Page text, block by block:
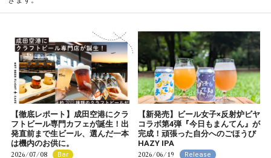
【徹底レポート】成田空港にクラ
フトビール専門カフェが誕生！出
発直前まで生ビール、選んだ一本
は機内のお供に。
2026/07/08 Bar
【新発売】ビール女子×反射炉ビヤ
コラボ第4弾『今日もまんてん』が
完成！頑張った自分へのごほうび
HAZY IPA
2026/06/19 Release